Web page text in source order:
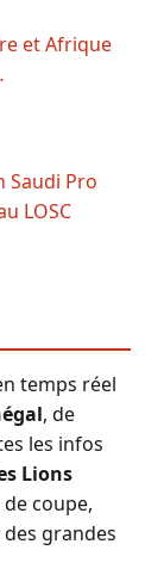
et Afrique
Saudi Pro
LOSC
temps réel
, de
les infos
Lions
coupe,
grandes